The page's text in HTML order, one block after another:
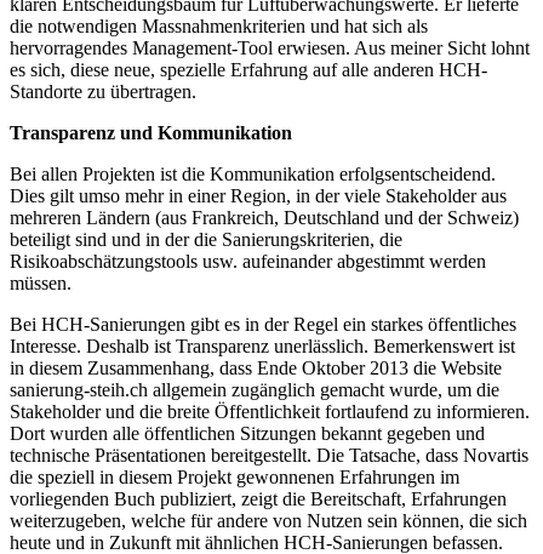
die notwendigen Massnahmenkriterien und hat sich als
hervorragendes Management-Tool erwiesen. Aus meiner Sicht lohnt
es sich, diese neue, spezielle Erfahrung auf alle anderen HCH-
Standorte zu übertragen.
Transparenz und Kommunikation
Bei allen Projekten ist die Kommunikation erfolgsentscheidend.
Dies gilt umso mehr in einer Region, in der viele Stakeholder aus
mehreren Ländern (aus Frankreich, Deutschland und der Schweiz)
beteiligt sind und in der die Sanierungskriterien, die
Risikoabschätzungstools usw. aufeinander abgestimmt werden
müssen.
Bei HCH-Sanierungen gibt es in der Regel ein starkes öffentliches
Interesse. Deshalb ist Transparenz unerlässlich. Bemerkenswert ist
in diesem Zusammenhang, dass Ende Oktober 2013 die Website
sanierung-steih.ch allgemein zugänglich gemacht wurde, um die
Stakeholder und die breite Öffentlichkeit fortlaufend zu informieren.
Dort wurden alle öffentlichen Sitzungen bekannt gegeben und
technische Präsentationen bereitgestellt. Die Tatsache, dass Novartis
die speziell in diesem Projekt gewonnenen Erfahrungen im
vorliegenden Buch publiziert, zeigt die Bereitschaft, Erfahrungen
weiterzugeben, welche für andere von Nutzen sein können, die sich
heute und in Zukunft mit ähnlichen HCH-Sanierungen befassen.